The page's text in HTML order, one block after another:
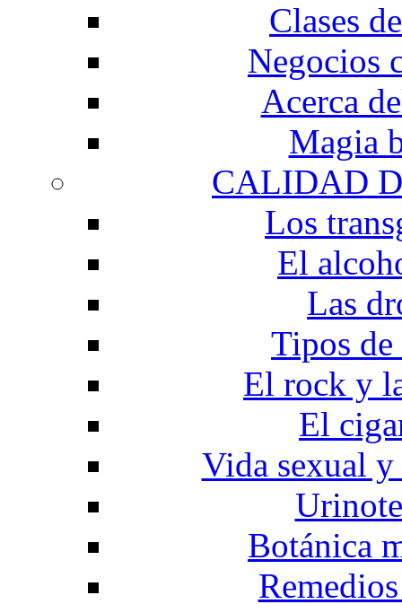
Clases
Negocios
Acerca
Magia
CALIDAD
Los
El
Las
Tipos de
El rock y
El
Vida sexual
Botánica